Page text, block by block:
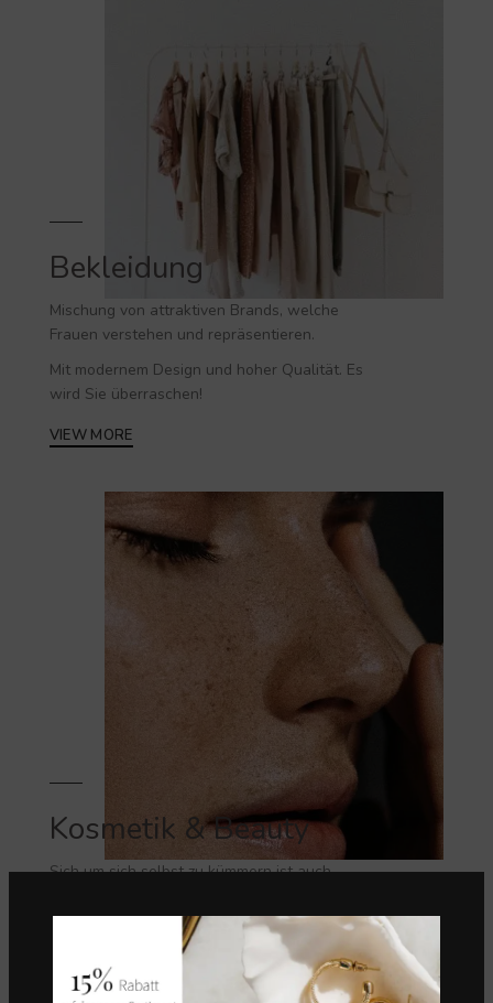
Bekleidung
Mischung von attraktiven Brands, welche
Frauen verstehen und repräsentieren.
Mit modernem Design und hoher Qualität. Es
wird Sie überraschen!
VIEW MORE
Kosmetik & Beauty
Sich um sich selbst zu kümmern ist auch
schlechtes Wetter warten.